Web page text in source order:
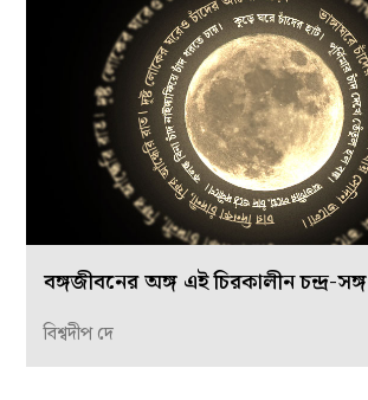
বঙ্গজীবনের অঙ্গ এই চিরকালীন চন্দ্র-সঙ্গ
বিশ্বদীপ দে